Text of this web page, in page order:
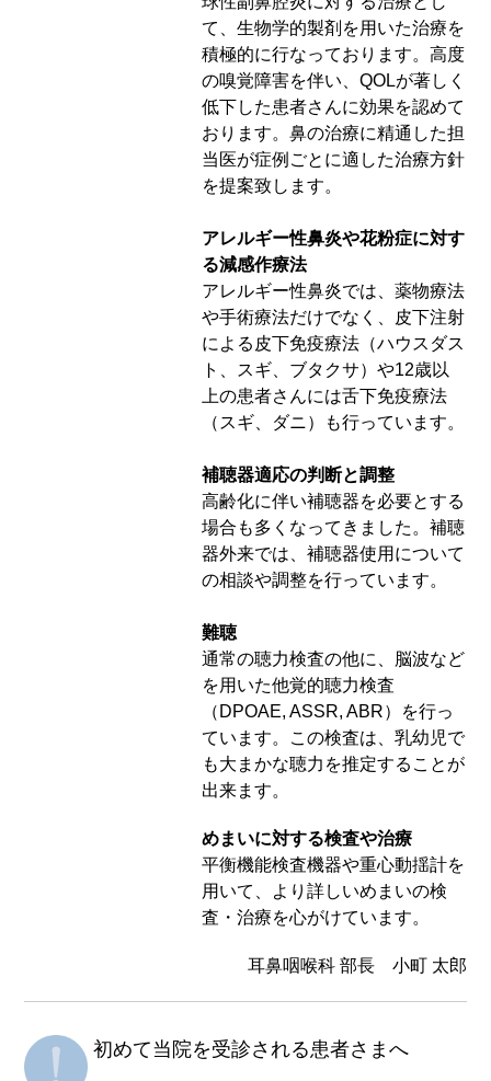
て、生物学的製剤を用いた治療を
積極的に行なっております。高度
の嗅覚障害を伴い、QOLが著しく
低下した患者さんに効果を認めて
おります。鼻の治療に精通した担
当医が症例ごとに適した治療方針
を提案致します。
アレルギー性鼻炎や花粉症に対す
る減感作療法
アレルギー性鼻炎では、薬物療法
や手術療法だけでなく、皮下注射
による皮下免疫療法（ハウスダス
ト、スギ、ブタクサ）や12歳以
上の患者さんには舌下免疫療法
（スギ、ダニ）も行っています。
補聴器適応の判断と調整
高齢化に伴い補聴器を必要とする
場合も多くなってきました。補聴
器外来では、補聴器使用について
の相談や調整を行っています。
難聴
通常の聴力検査の他に、脳波など
を用いた他覚的聴力検査
（DPOAE, ASSR, ABR）を行っ
ています。この検査は、乳幼児で
も大まかな聴力を推定することが
出来ます。
めまいに対する検査や治療
平衡機能検査機器や重心動揺計を
用いて、より詳しいめまいの検
査・治療を心がけています。
耳鼻咽喉科 部長 小町 太郎
初めて当院を受診される患者さまへ